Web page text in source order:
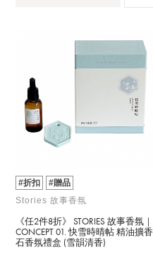
#折扣
#贈品
Stories 故事香氛
《任2件8折》 STORIES 故事香氛｜
CONCEPT 01. 快雪時晴帖 精油擴香
石香氛禮盒 (雪韻清香)